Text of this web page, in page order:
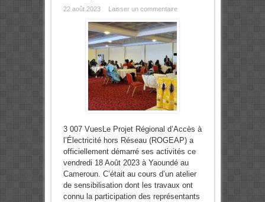
22 août 2023 Laisser un commentaire
3 007 VuesLe Projet Régional d’Accès à
l’Électricité hors Réseau (ROGEAP) a
officiellement démarré ses activités ce
vendredi 18 Août 2023 à Yaoundé au
Cameroun. C’était au cours d’un atelier
de sensibilisation dont les travaux ont
connu la participation des représentants